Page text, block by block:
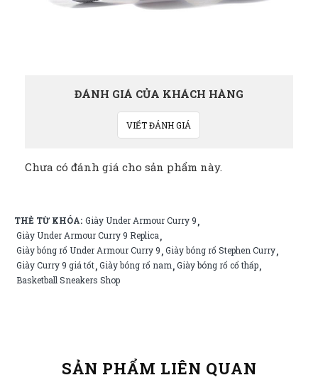
ĐÁNH GIÁ CỦA KHÁCH HÀNG
VIẾT ĐÁNH GIÁ
Chưa có đánh giá cho sản phẩm này.
THẺ TỪ KHÓA: Giày Under Armour Curry 9,
Giày Under Armour Curry 9 Replica,
Giày bóng rổ Under Armour Curry 9,Giày bóng rổ Stephen Curry,
Giày Curry 9 giá tốt,Giày bóng rổ nam,Giày bóng rổ cổ thấp,
Basketball Sneakers Shop
SẢN PHẨM LIÊN QUAN